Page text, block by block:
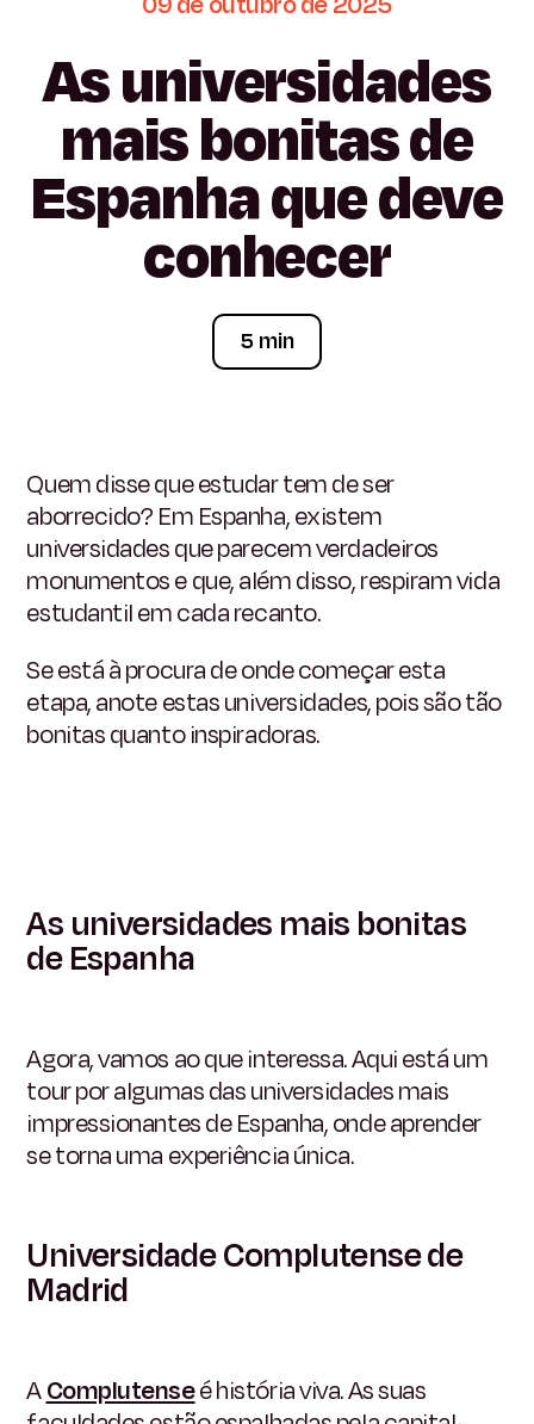
Asuniversidades
maisbonitasde
Espanhaquedeve
conhecer
5 min
Quem disse que estudar tem de ser
aborrecido? Em Espanha, existem
universidades que parecem verdadeiros
monumentos e que, além disso, respiram vida
estudantil em cada recanto.
Se está à procura de onde começar esta
etapa, anote estas universidades, pois são tão
bonitas quanto inspiradoras.
As universidades mais bonitas
de Espanha
Agora, vamos ao que interessa. Aqui está um
tour por algumas das universidades mais
impressionantes de Espanha, onde aprender
se torna uma experiência única.
Universidade Complutense de
Madrid
AComplutenseé história viva. As suas